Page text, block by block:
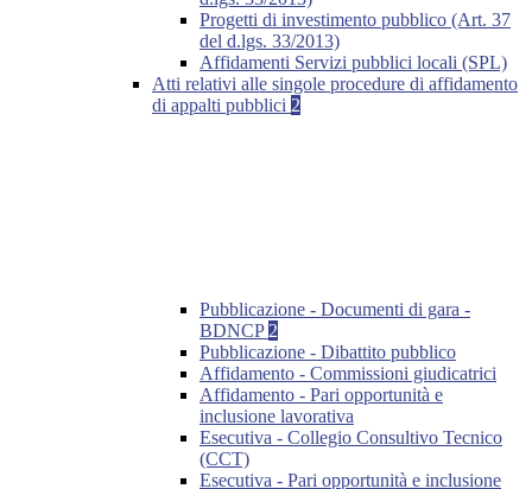
Progetti di investimento pubblico (Art. 37
del d.lgs. 33/2013)
Affidamenti Servizi pubblici locali (SPL)
Atti relativi alle singole procedure di affidamento
di appalti pubblici 2
Pubblicazione - Documenti di gara -
BDNCP 2
Pubblicazione - Dibattito pubblico
Affidamento - Commissioni giudicatrici
Affidamento - Pari opportunità e
inclusione lavorativa
Esecutiva - Collegio Consultivo Tecnico
(CCT)
Esecutiva - Pari opportunità e inclusione